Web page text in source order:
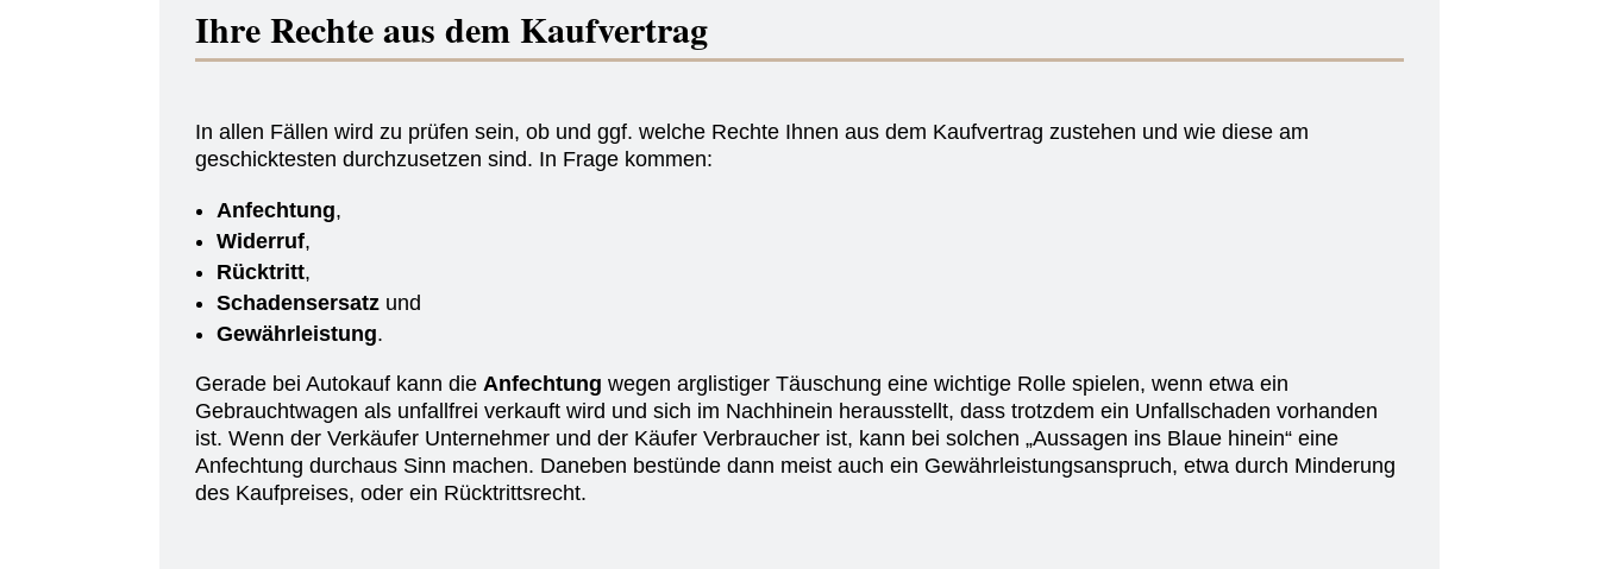
Ihre Rechte aus dem Kaufvertrag
In allen Fällen wird zu prüfen sein, ob und ggf. welche Rechte Ihnen aus dem Kaufvertrag zustehen und wie diese am
geschicktesten durchzusetzen sind. In Frage kommen:
Anfechtung,
Widerruf,
Rücktritt,
Schadensersatz und
Gewährleistung.
Gerade bei Autokauf kann die Anfechtung wegen arglistiger Täuschung eine wichtige Rolle spielen, wenn etwa ein
Gebrauchtwagen als unfallfrei verkauft wird und sich im Nachhinein herausstellt, dass trotzdem ein Unfallschaden vorhanden
ist. Wenn der Verkäufer Unternehmer und der Käufer Verbraucher ist, kann bei solchen „Aussagen ins Blaue hinein“ eine
Anfechtung durchaus Sinn machen. Daneben bestünde dann meist auch ein Gewährleistungsanspruch, etwa durch Minderung
des Kaufpreises, oder ein Rücktrittsrecht.